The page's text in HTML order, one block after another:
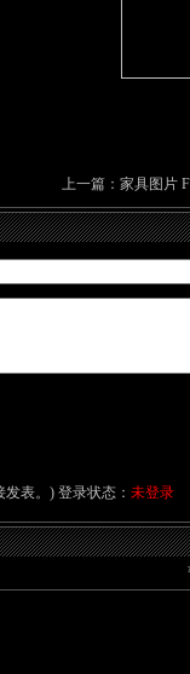
上一篇： 家具图片
表。) 登录状态： 未登录